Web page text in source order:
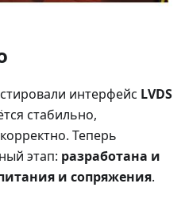
интерфейс LVDS
стабильно,
Теперь
этап: разработана и
и сопряжения.